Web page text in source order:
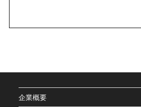
企業概要